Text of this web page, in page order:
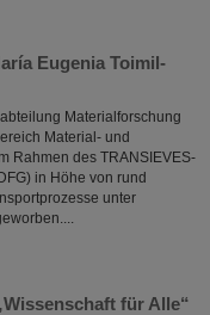
Eugenia Toimil-
Materialforschung
Material- und
Rahmen des TRANSIEVES-
in Höhe von rund
unter
für Alle“